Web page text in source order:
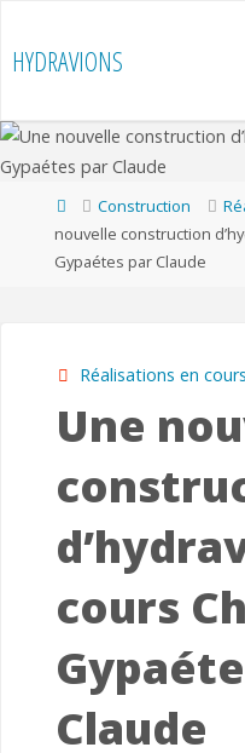
content
HYDRAVIONS
HomeConstruction
nouvelle construction
Gypaétes par Claude
Réalisations en cours
Une
cours
Claude